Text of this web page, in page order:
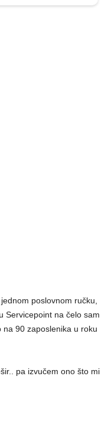
poslovnom ručku,
Servicepoint na čelo sam
90 zaposlenika u roku
pa izvučem ono što mi